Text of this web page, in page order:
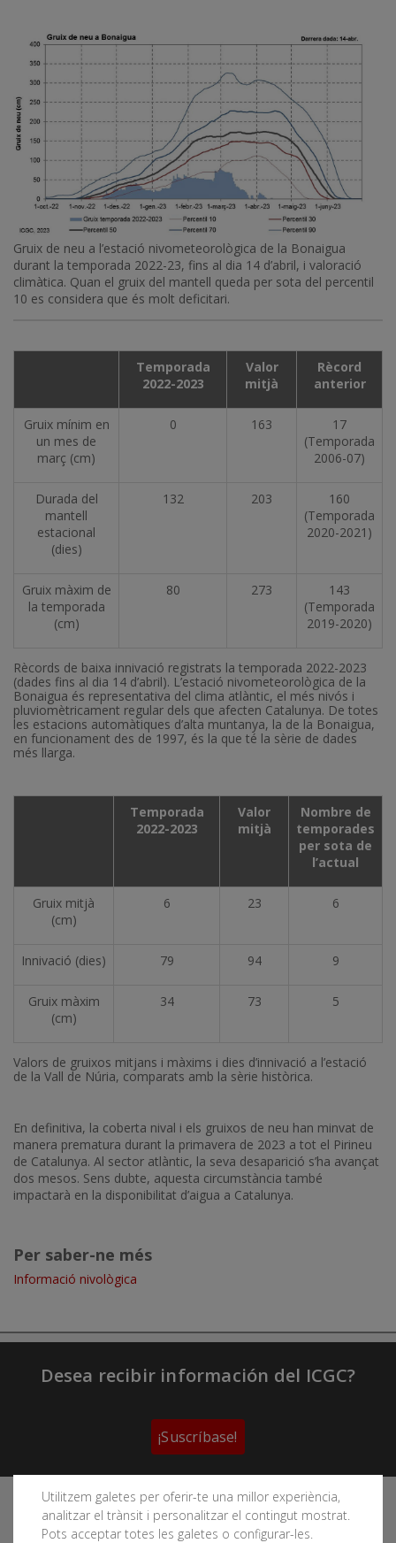
Gruix de neu a l’estació nivometeorològica de la Bonaigua
durant la temporada 2022-23, fins al dia 14 d’abril, i valoració
climàtica. Quan el gruix del mantell queda per sota del percentil
10 es considera que és molt deficitari.
Temporada
2022-2023
Valor
mitjà
Rècord
anterior
Gruix mínim en
un mes de
març (cm)
0 163
17
(Temporada
2006-07)
Durada del
mantell
estacional
(dies)
132 203
160
(Temporada
2020-2021)
Gruix màxim de
la temporada
(cm)
80 273
143
(Temporada
2019-2020)
Rècords de baixa innivació registrats la temporada 2022-2023
(dades fins al dia 14 d’abril). L’estació nivometeorològica de la
Bonaigua és representativa del clima atlàntic, el més nivós i
pluviomètricament regular dels que afecten Catalunya. De totes
les estacions automàtiques d’alta muntanya, la de la Bonaigua,
en funcionament des de 1997, és la que té la sèrie de dades
més llarga.
Temporada
2022-2023
Valor
mitjà
Nombre de
temporades
per sota de
l’actual
Gruix mitjà
(cm)
6 23 6
Innivació (dies) 79 94 9
Gruix màxim
(cm)
34 73 5
Valors de gruixos mitjans i màxims i dies d’innivació a l’estació
de la Vall de Núria, comparats amb la sèrie històrica.
En definitiva, la coberta nival i els gruixos de neu han minvat de
manera prematura durant la primavera de 2023 a tot el Pirineu
de Catalunya. Al sector atlàntic, la seva desaparició s’ha avançat
dos mesos. Sens dubte, aquesta circumstància també
impactarà en la disponibilitat d’aigua a Catalunya.
Per saber-ne més
Informació nivològica
Utilitzem galetes per oferir-te una millor experiència,
analitzar el trànsit i personalitzar el contingut mostrat.
Pots acceptar totes les galetes o configurar-les.
Desea recibir información del ICGC?
¡Suscríbase!
Sigue las redes sociales del Instituto Cartográfico y
Geológico de Cataluña